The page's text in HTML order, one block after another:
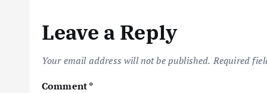
Leave a Reply
Your email address will not be published. Required
Comment*